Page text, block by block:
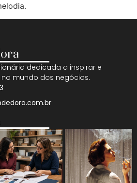
dedicada a inspirar e
mundo dos negócios.